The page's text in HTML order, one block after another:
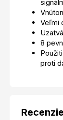
Veľmi
8
proti